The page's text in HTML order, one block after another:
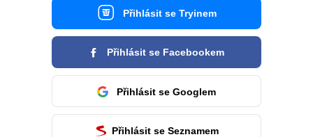
Přihlásit se Tryinem
Přihlásit se Facebookem
Přihlásit se Googlem
Přihlásit se Seznamem